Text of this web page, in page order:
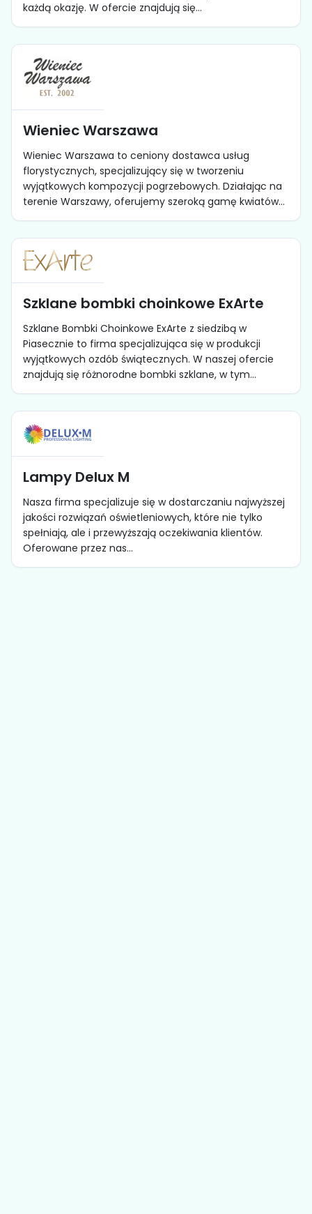
każdą okazję. W ofercie znajdują się...
Wieniec Warszawa
Wieniec Warszawa to ceniony dostawca usług
florystycznych, specjalizujący się w tworzeniu
wyjątkowych kompozycji pogrzebowych. Działając na
terenie Warszawy, oferujemy szeroką gamę kwiatów...
Szklane bombki choinkowe ExArte
Szklane Bombki Choinkowe ExArte z siedzibą w
Piasecznie to firma specjalizująca się w produkcji
wyjątkowych ozdób świątecznych. W naszej ofercie
znajdują się różnorodne bombki szklane, w tym...
Lampy Delux M
Nasza firma specjalizuje się w dostarczaniu najwyższej
jakości rozwiązań oświetleniowych, które nie tylko
spełniają, ale i przewyższają oczekiwania klientów.
Oferowane przez nas...